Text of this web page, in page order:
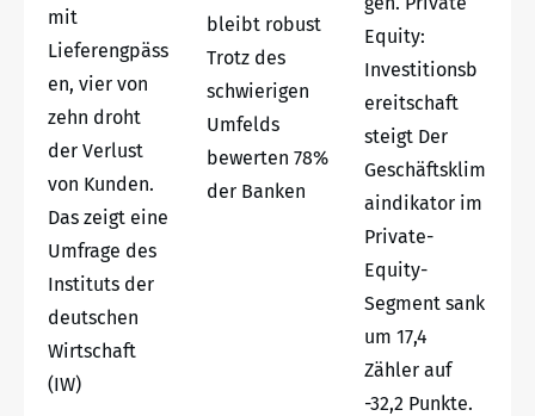
mit
Lieferengpäss
en, vier von
zehn droht
der Verlust
von Kunden.
Das zeigt eine
Umfrage des
Instituts der
deutschen
Wirtschaft
(IW)
bleibt robust
Trotz des
schwierigen
Umfelds
bewerten 78%
der Banken
Equity:
Investitionsb
ereitschaft
steigt Der
Geschäftsklim
aindikator im
Private-
Equity-
Segment sank
um 17,4
Zähler auf
-32,2 Punkte.